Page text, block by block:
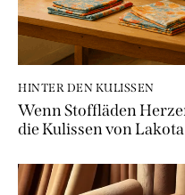
HINTER DEN KULISSEN
Wenn Stoffläden
die Kulissen von